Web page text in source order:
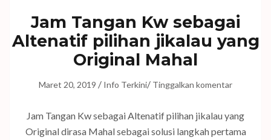
Jam Tangan Kw sebagai
Altenatif pilihan jikalau yang
Original Mahal
Maret 20, 2019 / Info Terkini/ Tinggalkan komentar
Jam Tangan Kw sebagai Altenatif pilihan jikalau yang
Original dirasa Mahal sebagai solusi langkah pertama